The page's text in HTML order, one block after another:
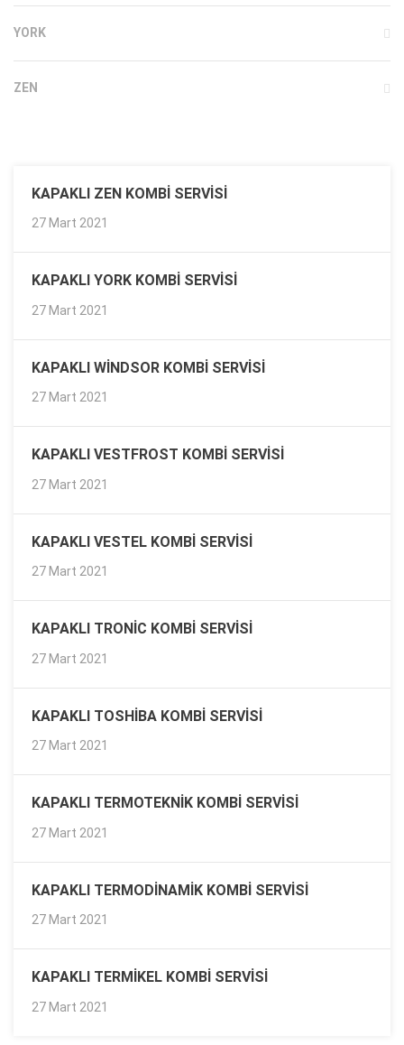
YORK
ZEN
KAPAKLI ZEN KOMBI SERVISI
27 Mart 2021
KAPAKLI YORK KOMBI SERVISI
27 Mart 2021
KAPAKLI WINDSOR KOMBI SERVISI
27 Mart 2021
KAPAKLI VESTFROST KOMBI SERVISI
27 Mart 2021
KAPAKLI VESTEL KOMBI SERVISI
27 Mart 2021
KAPAKLI TRONIC KOMBI SERVISI
27 Mart 2021
KAPAKLI TOSHIBA KOMBI SERVISI
27 Mart 2021
KAPAKLI TERMOTEKNIK KOMBI SERVISI
27 Mart 2021
KAPAKLI TERMODINAMIK KOMBI SERVISI
27 Mart 2021
KAPAKLI TERMIKEL KOMBI SERVISI
27 Mart 2021